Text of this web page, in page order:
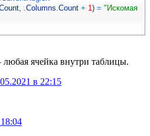
, .Columns.Count + 1) = "Искомая
ячейка внутри таблицы.
в 22:15